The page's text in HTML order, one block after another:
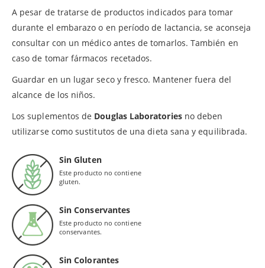
A pesar de tratarse de productos indicados para tomar
durante el embarazo o en período de lactancia, se aconseja
consultar con un médico antes de tomarlos. También en
caso de tomar fármacos recetados.
Guardar en un lugar seco y fresco. Mantener fuera del
alcance de los niños.
Los suplementos de Douglas Laboratoriesno deben
utilizarse como sustitutos de una dieta sana y equilibrada.
Sin Gluten
Este producto no contiene
gluten.
Sin Conservantes
Este producto no contiene
conservantes.
Sin Colorantes